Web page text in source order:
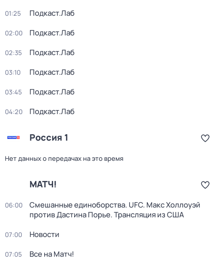
01:25 Подкаст.Лаб
02:00 Подкаст.Лаб
02:35 Подкаст.Лаб
03:10 Подкаст.Лаб
03:45 Подкаст.Лаб
04:20 Подкаст.Лаб
Россия 1
Нет данных о передачах на это время
МАТЧ!
06:00
Смешанные единоборства. UFC. Макс Холлоуэй
против Дастина Порье. Трансляция из США
07:00 Новости
07:05 Все на Матч!